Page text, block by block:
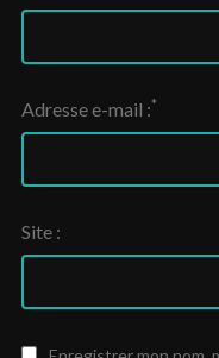
Adresse e-mail :*
Site :